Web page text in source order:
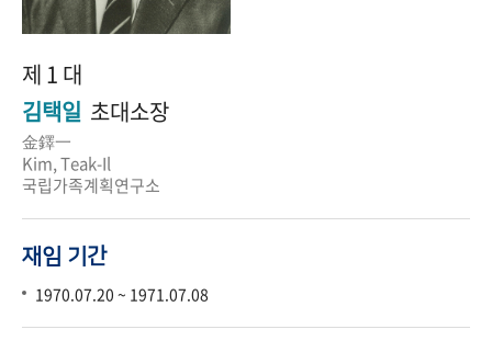
제 1 대
김택일 초대소장
金鐸一
Kim, Teak-Il
국립가족계획연구소
재임 기간
1970.07.20 ~ 1971.07.08